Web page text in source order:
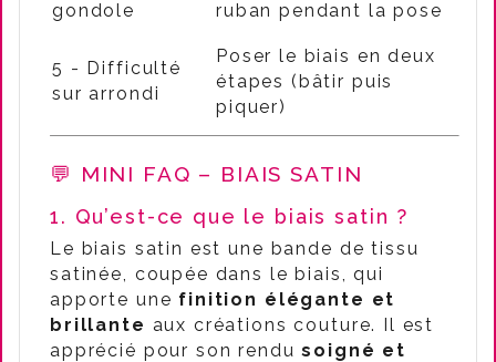
gondole ruban pendant la pose
5 - Difficulté
sur arrondi
Poser le biais en deux
étapes (bâtir puis
piquer)
💬 MINI FAQ – BIAIS SATIN
1. Qu’est-ce que le biais satin ?
Le biais satin est une bande de tissu
satinée, coupée dans le biais, qui
apporte une finition élégante et
brillante aux créations couture. Il est
apprécié pour son rendusoigné et